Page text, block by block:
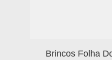
Brincos Folha